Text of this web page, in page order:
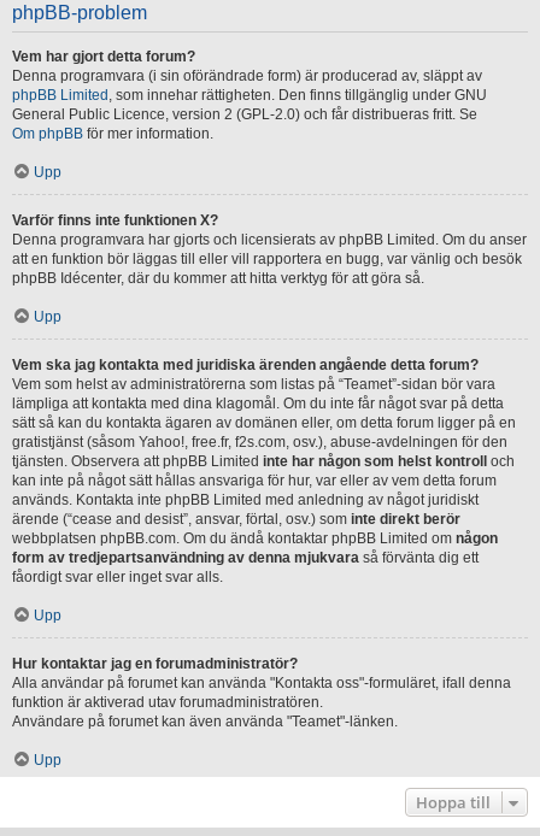
phpBB-problem
Vem har gjort detta forum?
Denna programvara (i sin oförändrade form) är producerad av, släppt av
phpBB Limited , som innehar rättigheten. Den finns tillgänglig under GNU
General Public Licence, version 2 (GPL-2.0) och får distribueras fritt. Se
Om phpBB för mer information.
Upp
Varför finns inte funktionen X?
Denna programvara har gjorts och licensierats av phpBB Limited. Om du anser
att en funktion bör läggas till eller vill rapportera en bugg, var vänlig och besök
phpBB Idécenter, där du kommer att hitta verktyg för att göra så.
Upp
Vem ska jag kontakta med juridiska ärenden angående detta forum?
Vem som helst av administratörerna som listas på “Teamet”-sidan bör vara
lämpliga att kontakta med dina klagomål. Om du inte får något svar på detta
sätt så kan du kontakta ägaren av domänen eller, om detta forum ligger på en
gratistjänst (såsom Yahoo!, free.fr, f2s.com, osv.), abuse-avdelningen för den
tjänsten. Observera att phpBB Limited inte har någon som helst kontroll
och
kan inte på något sätt hållas ansvariga för hur, var eller av vem detta forum
används. Kontakta inte phpBB Limited med anledning av något juridiskt
ärende (“cease and desist”, ansvar, förtal, osv.) som inte direkt berör
webbplatsen phpBB.com. Om du ändå kontaktar phpBB Limited om någon
form av tredjepartsanvändning av denna mjukvara så förvänta dig ett
fåordigt svar eller inget svar alls.
Upp
Hur kontaktar jag en forumadministratör?
Alla användar på forumet kan använda "Kontakta oss"-formuläret, ifall denna
funktion är aktiverad utav forumadministratören.
Användare på forumet kan även använda "Teamet"-länken.
Upp
Hoppa till